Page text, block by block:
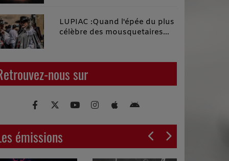
LUPIAC :Quand l'épée du plus
célèbre des mousquetaires
d'incroyables étincelles !
nous sur
émissions